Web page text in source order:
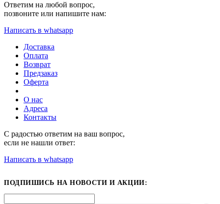
Ответим на любой вопрос,
позвоните или напишите нам:
Написать в whatsapp
Доставка
Оплата
Возврат
Предзаказ
Оферта
О нас
Адреса
Контакты
С радостью ответим на ваш вопрос,
если не нашли ответ:
Написать в whatsapp
ПОДПИШИСЬ НА НОВОСТИ И АКЦИИ: